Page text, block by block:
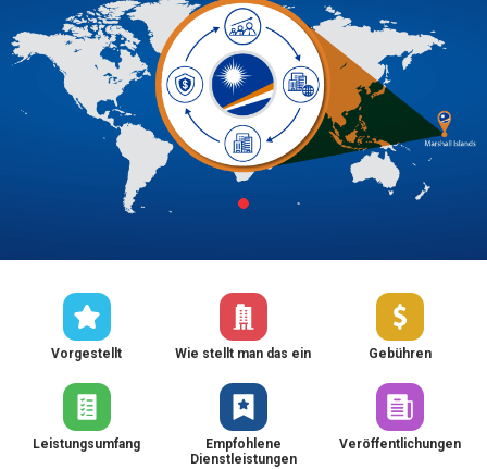
Vorgestellt Wie stellt man das ein Gebühren
Leistungsumfang
Empfohlene
Dienstleistungen
Veröffentlichungen